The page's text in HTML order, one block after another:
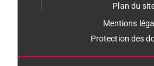
Plan du
Mentions
Protection des